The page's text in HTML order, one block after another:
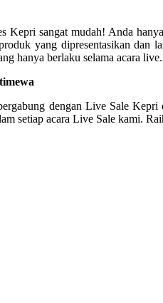
Kepri sangat mudah! Anda
yang dipresentasikan
hanya berlaku selama acara live.
dengan Live Sale
setiap acara Live Sale kami.